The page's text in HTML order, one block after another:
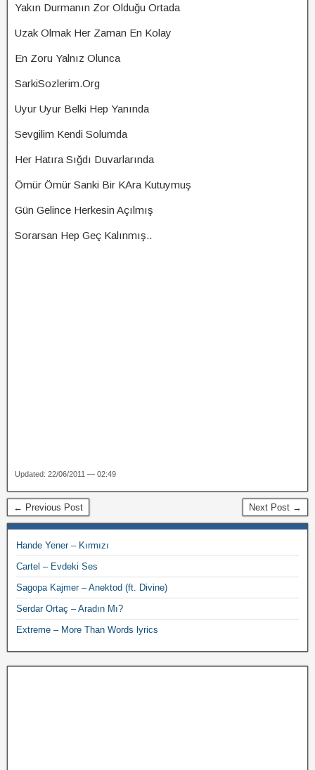
Yakın Durmanın Zor Olduğu Ortada
Uzak Olmak Her Zaman En Kolay
En Zoru Yalnız Olunca
SarkiSozlerim.Org
Uyur Uyur Belki Hep Yanında
Sevgilim Kendi Solumda
Her Hatıra Sığdı Duvarlarında
Ömür Ömür Sanki Bir KAra Kutuymuş
Gün Gelince Herkesin Açılmış
Sorarsan Hep Geç Kalınmış..
Updated: 22/06/2011 — 02:49
← Previous Post Next Post →
Hande Yener – Kırmızı
Cartel – Evdeki Ses
Sagopa Kajmer – Anektod (ft. Divine)
Serdar Ortaç – Aradın Mı?
Extreme – More Than Words lyrics